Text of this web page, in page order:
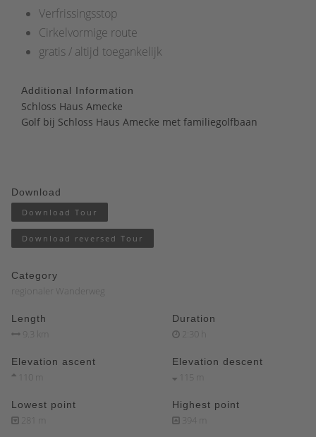
Verfrissingsstop
Cirkelvormige route
gratis / altijd toegankelijk
Additional Information
Schloss Haus Amecke
Golf bij Schloss Haus Amecke met familiegolfbaan
Download
Download Tour
Download reversed Tour
Category
regionaler Wanderweg
Length
9.3 km
Duration
2:30 h
Elevation ascent
110 m
Elevation descent
115 m
Lowest point
281 m
Highest point
394 m